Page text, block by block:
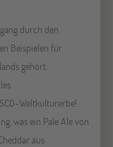
durch den
Beispielen für
gehört.
Weltkulturerbe!
was ein Pale Ale von
aus